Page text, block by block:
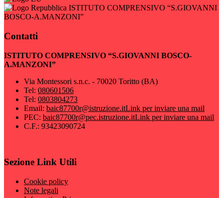
ISTITUTO COMPRENSIVO “S.GIOVANNI
BOSCO-A.MANZONI”
Contatti
ISTITUTO COMPRENSIVO “S.GIOVANNI BOSCO-
A.MANZONI”
Via Montessori s.n.c. - 70020 Toritto (BA)
Tel: 080601506
Tel: 0803804273
Email: baic87700r@istruzione.itLink per inviare una mail
PEC: baic87700r@pec.istruzione.itLink per inviare una mail
C.F.: 93423090724
Sezione Link Utili
Cookie policy
Note legali